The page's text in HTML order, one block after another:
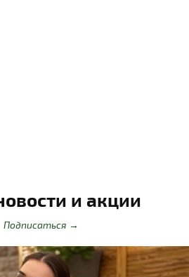
и акции
Подписаться →